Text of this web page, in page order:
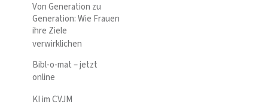
Von Generation zu
Generation: Wie Frauen
ihre Ziele
verwirklichen
Bibl-o-mat – jetzt
online
KI im CVJM